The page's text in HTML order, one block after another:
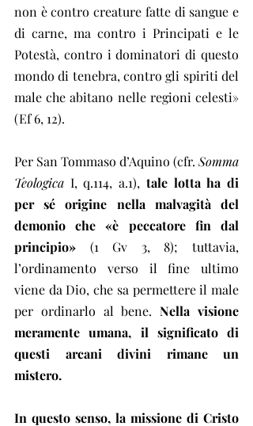
non è contro creature fatte di sangue e
di carne, ma contro i Principati e le
Potestà, contro i dominatori di questo
mondo di tenebra, contro gli spiriti del
male che abitano nelle regioni celesti»
(Ef 6, 12).
Per San Tommaso d’Aquino (cfr. Somma
Teologica I, q.114, a.1), tale lotta ha di
per sé origine nella malvagità del
demonio che «è peccatore fin dal
principio» (1 Gv 3, 8); tuttavia,
l’ordinamento verso il fine ultimo
viene da Dio, che sa permettere il male
per ordinarlo al bene. Nella visione
meramente umana, il significato di
questi arcani divini rimane un
mistero.
In questo senso, la missione di Cristo